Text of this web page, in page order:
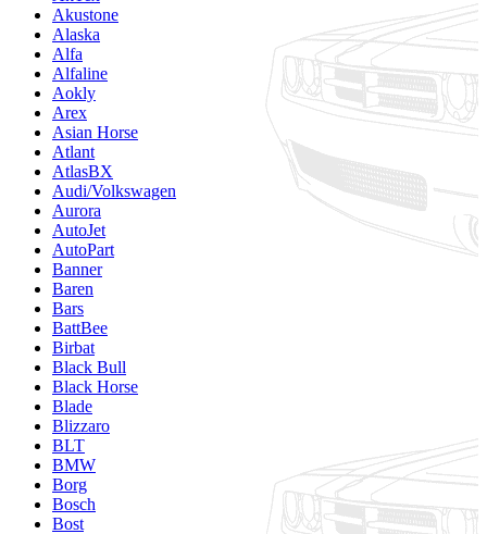
Akustone
Alaska
Alfa
Alfaline
Aokly
Arex
Asian Horse
Atlant
AtlasBX
Audi/Volkswagen
Aurora
AutoJet
AutoPart
Banner
Baren
Bars
BattBee
Birbat
Black Bull
Black Horse
Blade
Blizzaro
BLT
BMW
Borg
Bosch
Bost